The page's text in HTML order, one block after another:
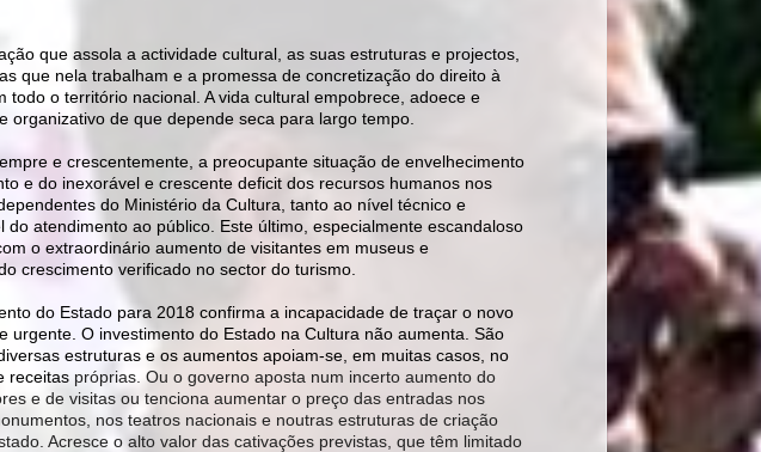
que assola a actividade cultural, as suas estruturas e projectos,
que nela trabalham e a promessa de concretização do direito à
todo o território nacional. A vida cultural empobrece, adoece e
organizativo de que depende seca para largo tempo.
e crescentemente, a preocupante situação de envelhecimento
e do inexorável e crescente deficit dos recursos humanos nos
do Ministério da Cultura, tanto ao nível técnico e
do atendimento ao público. Este último, especialmente escandaloso
o extraordinário aumento de visitantes em museus e
crescimento verificado no sector do turismo.
do Estado para 2018 confirma a incapacidade de traçar o novo
urgente. O investimento do Estado na Cultura não aumenta. São
estruturas e os aumentos apoiam-se, em muitas casos, no
receitas próprias. Ou o governo aposta num incerto aumento do
e de visitas ou tenciona aumentar o preço das entradas nos
nos teatros nacionais e noutras estruturas de criação
Acresce o alto valor das cativações previstas, que têm limitado